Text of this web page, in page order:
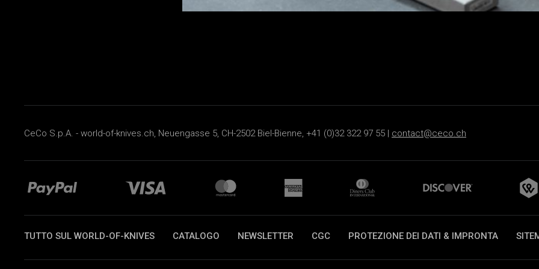
CeCo S.p.A. - world-of-knives.ch, Neuengasse 5, CH-2502 Biel-Bienne, +41 (0)32 322 97 55 | contact@ceco.ch
TUTTO SUL WORLD-OF-KNIVES CATALOGO NEWSLETTER CGC PROTEZIONE DEI DATI & IMPRONTA